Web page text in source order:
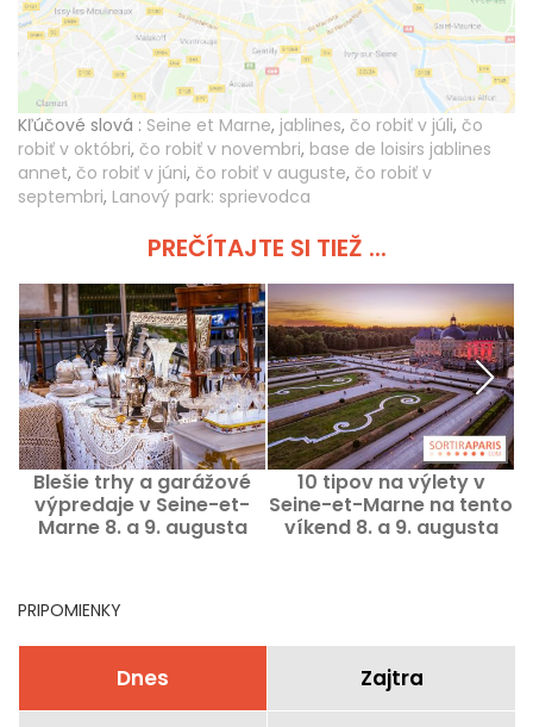
Kľúčové slová : Seine et Marne, jablines, čo robiť v júli, čo
robiť v októbri, čo robiť v novembri, base de loisirs jablines
annet, čo robiť v júni, čo robiť v auguste, čo robiť v
septembri, Lanový park: sprievodca
PREČÍTAJTE SI TIEŽ ...
Blešie trhy a garážové
výpredaje v Seine-et-
Marne 8. a 9. augusta
10 tipov na výlety v
Seine-et-Marne na tento
víkend 8. a 9. augusta
PRIPOMIENKY
Dnes Zajtra